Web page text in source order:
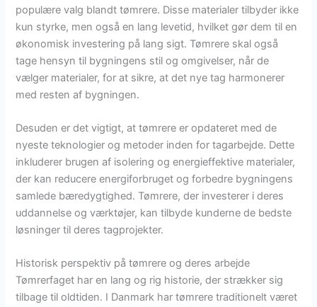
populære valg blandt tømrere. Disse materialer tilbyder ikke
kun styrke, men også en lang levetid, hvilket gør dem til en
økonomisk investering på lang sigt. Tømrere skal også
tage hensyn til bygningens stil og omgivelser, når de
vælger materialer, for at sikre, at det nye tag harmonerer
med resten af bygningen.
Desuden er det vigtigt, at tømrere er opdateret med de
nyeste teknologier og metoder inden for tagarbejde. Dette
inkluderer brugen af isolering og energieffektive materialer,
der kan reducere energiforbruget og forbedre bygningens
samlede bæredygtighed. Tømrere, der investerer i deres
uddannelse og værktøjer, kan tilbyde kunderne de bedste
løsninger til deres tagprojekter.
Historisk perspektiv på tømrere og deres arbejde
Tømrerfaget har en lang og rig historie, der strækker sig
tilbage til oldtiden. I Danmark har tømrere traditionelt været